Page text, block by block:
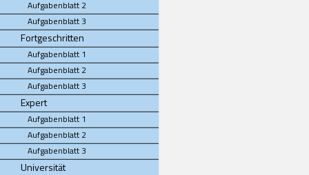
Aufgabenblatt 2
Aufgabenblatt 3
Fortgeschritten
Aufgabenblatt 1
Aufgabenblatt 2
Aufgabenblatt 3
Expert
Aufgabenblatt 1
Aufgabenblatt 2
Aufgabenblatt 3
Universität